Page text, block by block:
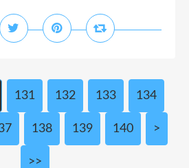
131 132 133 134
138 139 140 150
160
170
180
190
200
300
>
>>